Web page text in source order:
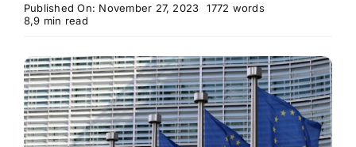
News
Blog
Kontakt
Published On: November 27, 2023
1772 words
8,9 min read